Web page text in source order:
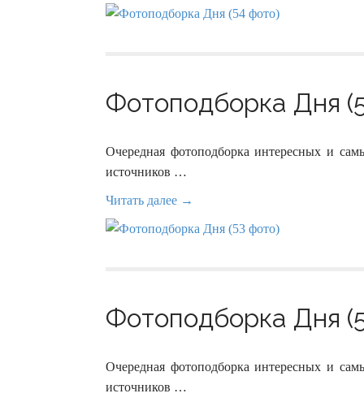
Фотоподборка Дня
Очередная фотоподборка интересных и
источников …
Читать далее →
Фотоподборка Дня
Очередная фотоподборка интересных и
источников …